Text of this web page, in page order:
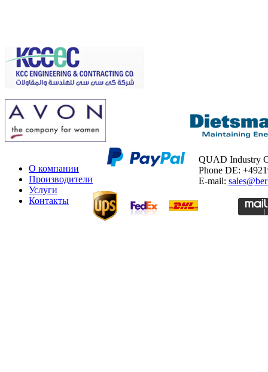
О компании
Производители
Услуги
Контакты
QUAD Industry
Phone DE:
E-mail: